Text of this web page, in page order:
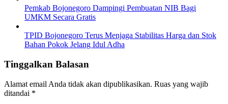
Pemkab Bojonegoro Dampingi Pembuatan NIB Bagi
UMKM Secara Gratis
TPID Bojonegoro Terus Menjaga Stabilitas Harga dan Stok
Bahan Pokok Jelang Idul Adha
Tinggalkan Balasan
Alamat email Anda tidak akan dipublikasikan. Ruas yang wajib
ditandai *